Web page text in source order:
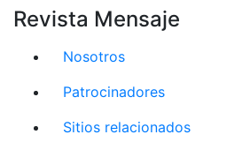
Revista Mensaje
Nosotros
Patrocinadores
Sitios relacionados